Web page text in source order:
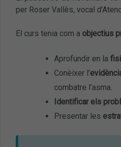
per Roser Vallès, vocal
El curs tenia com a objectius
Aprofundir en la
Conèixer l’
combatre l’asma.
Identificar els
Presentar les